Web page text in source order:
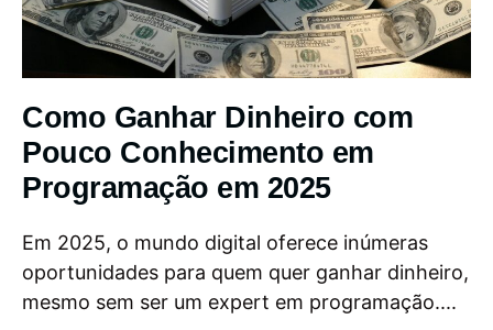
Como Ganhar Dinheiro com
Pouco Conhecimento em
Programação em 2025
Em 2025, o mundo digital oferece inúmeras
oportunidades para quem quer ganhar dinheiro,
mesmo sem ser um expert em programação....